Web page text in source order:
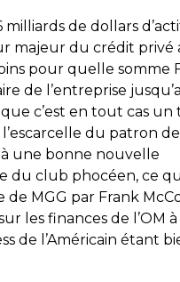
de dollars
majeur du crédit privé
pour quelle somme
de l’entreprise
c’est en tout cas un
du patron de
une bonne nouvelle
du club phocéen, ce
MGG par Frank
les finances de l’OM
de l’Américain étant